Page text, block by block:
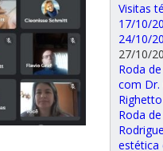
Visitas
17/10/
24/10/
27/10/
Roda
com Dr.
Righetto
Roda
estética